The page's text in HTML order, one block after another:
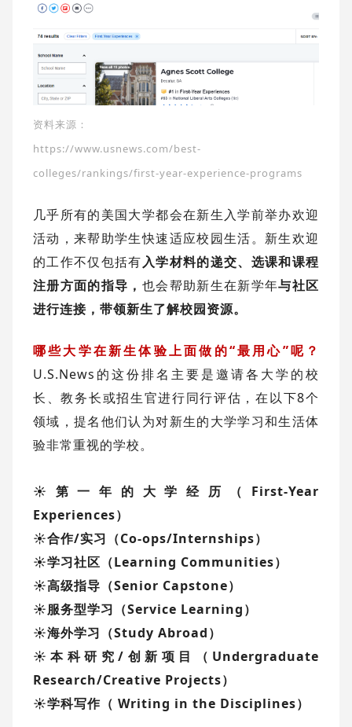
资料来源：
https://www.usnews.com/best-
colleges/rankings/first-year-experience-programs
几乎所有的美国大学都会在新生入学前举办欢迎
活动，来帮助学生快速适应校园生活。新生欢迎
的工作不仅包括有入学材料的递交、选课和课程
注册方面的指导， 也会帮助新生在新学年与社区
进行连接，带领新生了解校园资源。
哪些大学在新生体验上面做的“最用心”呢？
U.S.News的这份排名主要是邀请各大学的校
长、教务长或招生官进行同行评估，在以下8个
领域，提名他们认为对新生的大学学习和生活体
验非常重视的学校。
☀第一年的大学经历（First-Year
Experiences）
☀合作/实习（Co-ops/Internships）
☀学习社区（Learning Communities）
☀高级指导（Senior Capstone）
☀服务型学习（Service Learning）
☀海外学习（Study Abroad）
☀本科研究/创新项目（Undergraduate
Research/Creative Projects）
☀学科写作（ Writing in the Disciplines）